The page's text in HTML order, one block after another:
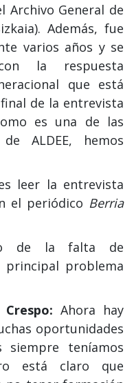
Archivo General de
Además, fue
varios años y se
la respuesta
que está
de la entrevista
es una de las
ALDEE, hemos
leer la entrevista
el periódico Berria
de la falta de
principal problema
Ahora hay
oportunidades
siempre teníamos
está claro que